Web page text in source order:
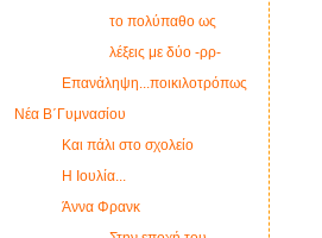
το πολύπαθο ως
λέξεις με δύο -ρρ-
Επανάληψη...ποικιλοτρόπως
Νέα Β΄Γυμνασίου
Και πάλι στο σχολείο
Η Ιουλία...
Άννα Φρανκ